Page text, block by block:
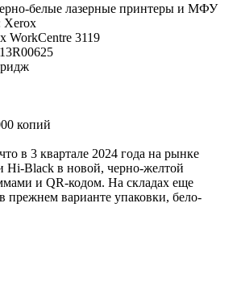
белые лазерные принтеры и МФУ
Xerox
WorkCentre 3119
копий
в 3 квартале 2024 года на рынке
Hi-Black в новой, черно-желтой
и QR-кодом. На складах еще
прежнем варианте упаковки, бело-